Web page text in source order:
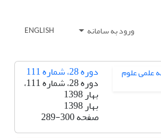
ورود به سامانه ENGLISH
دوره 28، شماره 111
دوره 28، شماره 111،
بهار 1398
بهار 1398
صفحه289-300